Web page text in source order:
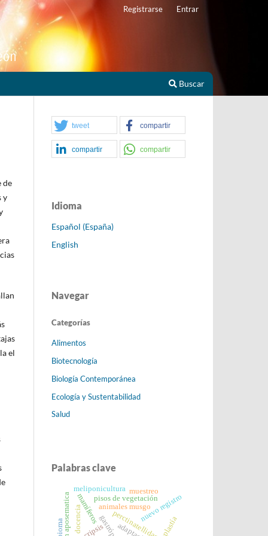
Buscar
Registrarse Entrar
de
y
el
tweet compartir
compartir compartir
Idioma
Español (España)
English
Navegar
Categorías
Alimentos
Biotecnología
Biología Contemporánea
Ecología y Sustentabilidad
Salud
Palabras clave
perctinatellidae
animales musgonuevo registro
cripsis
mamíferospisos de vegetación
docencia
muestreo
meliponicultura